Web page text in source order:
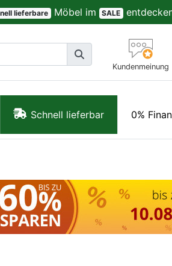
lieferbare Möbel im SALE
Kundenmeinung
Schnell lieferbar 0%